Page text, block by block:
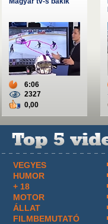
6:06
2327
0,00
VEGYES
HUMOR
+ 18
MOTOR
ÁLLAT
FILMBEMUTATÓ